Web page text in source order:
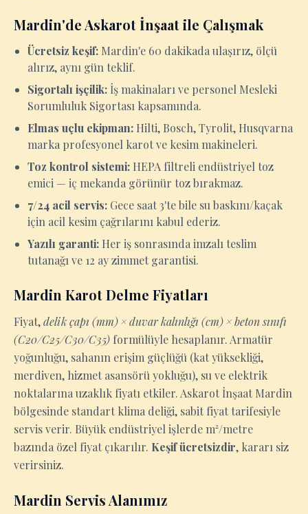
Mardin'de Askarot İnşaat ile Çalışmak
Ücretsiz keşif: Mardin'e 60 dakikada ulaşırız, ölçü
alırız, aynı gün teklif.
Sigortalı işçilik: İş makinaları ve personel Mesleki
Sorumluluk Sigortası kapsamında.
Elmas uçlu ekipman: Hilti, Bosch, Tyrolit, Husqvarna
marka profesyonel karot ve kesim makineleri.
Toz kontrol sistemi: HEPA filtreli endüstriyel toz
emici — iç mekanda görünür toz bırakmaz.
7/24 acil servis: Gece saat 3'te bile su baskını/kaçak
için acil kesim çağrılarını kabul ederiz.
Yazılı garanti: Her iş sonrasında imzalı teslim
tutanağı ve 12 ay zimmet garantisi.
Mardin Karot Delme Fiyatları
Fiyat,delik çapı (mm) × duvar kalınlığı (cm) × beton sınıfı
(C20/C25/C30/C35) formülüyle hesaplanır. Armatür
yoğunluğu, sahanın erişim güçlüğü (kat yüksekliği,
merdiven, hizmet asansörü yokluğu), su ve elektrik
noktalarına uzaklık fiyatı etkiler. Askarot İnşaat Mardin
bölgesinde standart klima deliği, sabit fiyat tarifesiyle
servis verir. Büyük endüstriyel işlerde m²/metre
bazında özel fiyat çıkarılır. Keşif ücretsizdir, kararı siz
verirsiniz.
Mardin Servis Alanımız